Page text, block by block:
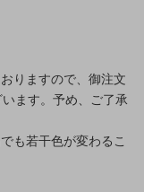
りますので、御注文
ます。予め、ご了承
も若干色が変わるこ